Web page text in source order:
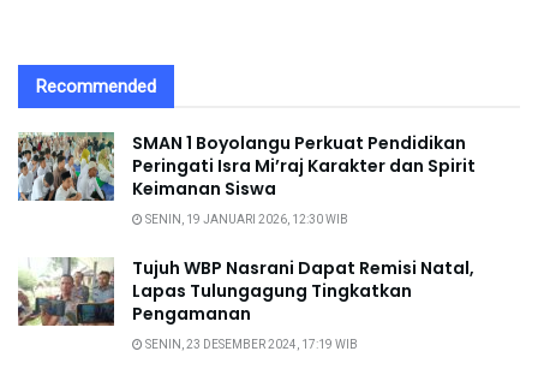
Recommended
SMAN 1 Boyolangu Perkuat Pendidikan
Peringati Isra Mi’raj Karakter dan Spirit
Keimanan Siswa
SENIN, 19 JANUARI 2026, 12:30 WIB
Tujuh WBP Nasrani Dapat Remisi Natal,
Lapas Tulungagung Tingkatkan
Pengamanan
SENIN, 23 DESEMBER 2024, 17:19 WIB